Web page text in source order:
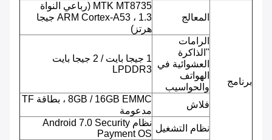
برنامج
المعالج
MTK MT8735 (رباعي النواة
ARM Cortex-A53 ، 1.3 جيجا
هرتز)
الرامات
"الذاكرة
العشوائية في
الهواتف
والحواسيب
1 جيجا بايت / 2 جيجا بايت
LPDDR3
فلاش
8GB / 16GB EMMC ، بطاقة TF
مدعومة
نظام التشغيل
نظام Android 7.0 Security
Payment OS